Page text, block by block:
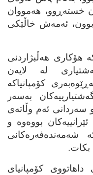
خسته‌ڕوو، هه‌مووان
بوون، ئه‌مه‌ش خاڵێکی
هۆکاری هه‌ڵبژاردنی
له‌ لایه‌ن
کۆمپانیاکه‌
به‌سه‌ر
سه‌ردانی ئه‌م وڵاته‌ی
بووه‌وه‌ و
شه‌مه‌نده‌فه‌ره‌کانی
بکات.
کۆمپانیای